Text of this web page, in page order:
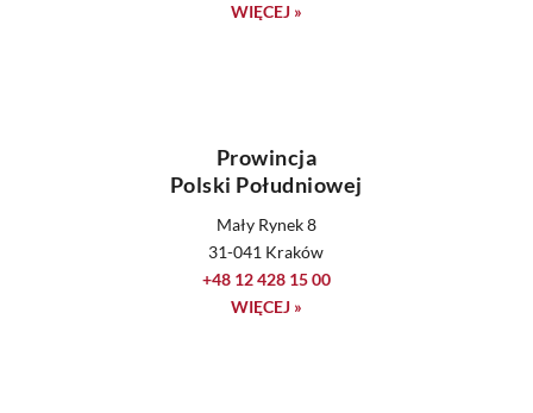
WIĘCEJ »
Prowincja
Polski Południowej
Mały Rynek 8
31-041 Kraków
+48 12 428 15 00
WIĘCEJ »